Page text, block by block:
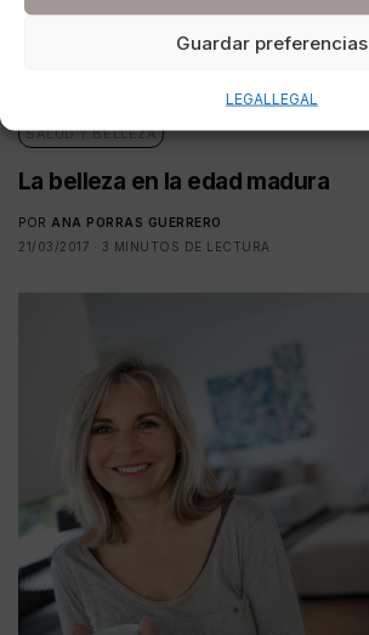
Guardar preferencias
LEGAL LEGAL
SALUD Y BELLEZA
La belleza en la edad madura
POR ANA PORRAS GUERRERO
21/03/2017
3 MINUTOS DE LECTURA